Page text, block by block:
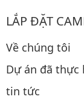
LẮP ĐẶT
Về chúng tôi
Dự án đã thực
tin tức